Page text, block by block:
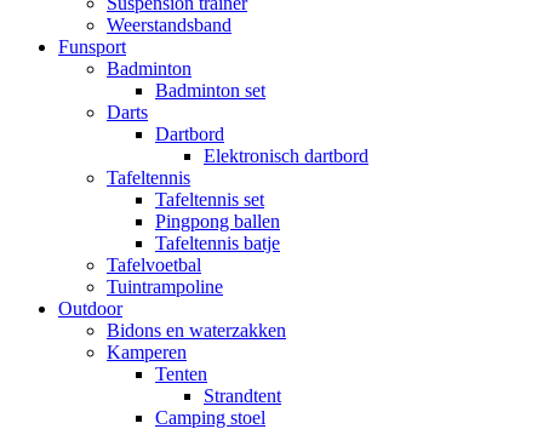
Weerstandsband
Funsport
Badminton
Badminton set
Darts
Dartbord
Elektronisch dartbord
Tafeltennis
Tafeltennis set
Pingpong ballen
Tafeltennis batje
Tafelvoetbal
Tuintrampoline
Outdoor
Bidons en waterzakken
Kamperen
Tenten
Strandtent
Camping stoel